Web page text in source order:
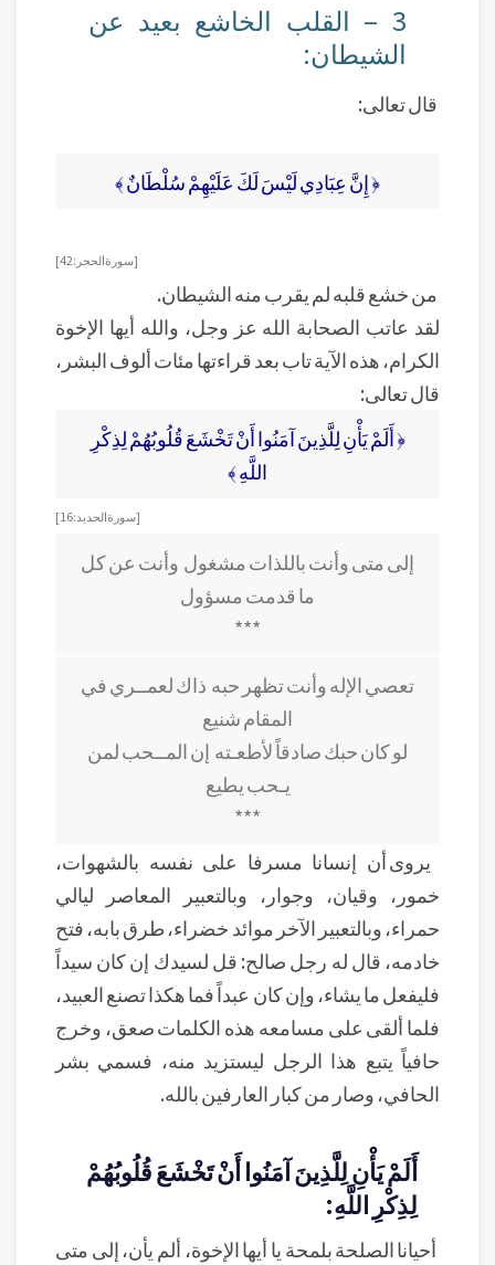
3 – القلب الخاشع بعيد عن
الشيطان:
قال تعالى:
﴿ إِنَّ عِبَادِي لَيْسَ لَكَ عَلَيْهِمْ سُلْطَانٌ ﴾
[ سورة الحجر: 42]
من خشع قلبه لم يقرب منه الشيطان.
لقد عاتب الصحابة الله عز وجل، والله أيها الإخوة
الكرام، هذه الآية تاب بعد قراءتها مئات ألوف البشر،
قال تعالى:
﴿ أَلَمْ يَأْنِ لِلَّذِينَ آمَنُوا أَنْ تَخْشَعَ قُلُوبُهُمْ لِذِكْرِ
اللَّهِ ﴾
[ سورة الحديد: 16]
إلى متى وأنت باللذات مشغول وأنت عن كل
ما قدمت مسؤول
***
تعصي الإله وأنت تظهر حبه ذاك لعمــري في
المقام شنيع
لو كان حبك صادقاً لأطعـته إن المــحب لمن
يـحب يطيع
***
يروى أن إنسانا مسرفا على نفسه بالشهوات،
خمور، وقيان، وجوار، وبالتعبير المعاصر ليالي
حمراء، وبالتعبير الآخر موائد خضراء، طرق بابه، فتح
خادمه، قال له رجل صالح: قل لسيدك إن كان سيداً
فليفعل ما يشاء، وإن كان عبداً فما هكذا تصنع العبيد،
فلما ألقى على مسامعه هذه الكلمات صعق، وخرج
حافياً يتبع هذا الرجل ليستزيد منه، فسمي بشر
الحافي، وصار من كبار العارفين بالله.
أَلَمْ يَأْنِ لِلَّذِينَ آمَنُوا أَنْ تَخْشَعَ قُلُوبُهُمْ
لِذِكْرِ اللَّهِ:
أحيانا الصلحة بلمحة يا أيها الإخوة، ألم يأن، إلى متى